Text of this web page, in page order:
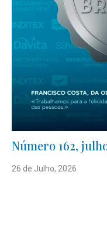
Número 162,
26 de Julho, 2026